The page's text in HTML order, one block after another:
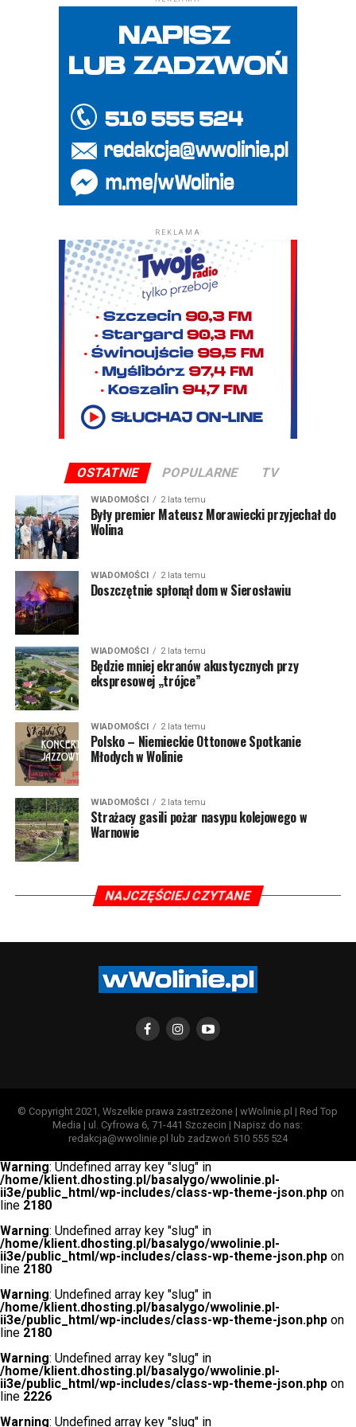
REKLAMA
OSTATNIE POPULARNE TV
WIADOMOŚCI 2 lata temu
Były premier Mateusz Morawiecki przyjechał do
Wolina
WIADOMOŚCI 2 lata temu
Doszczętnie spłonął dom w Sierosławiu
WIADOMOŚCI 2 lata temu
Będzie mniej ekranów akustycznych przy
ekspresowej „trójce”
WIADOMOŚCI 2 lata temu
Polsko – Niemieckie Ottonowe Spotkanie
Młodych w Wolinie
WIADOMOŚCI 2 lata temu
Strażacy gasili pożar nasypu kolejowego w
Warnowie
NAJCZĘŚCIEJ CZYTANE
© Copyright 2021, Wszelkie prawa zastrzeżone | wWolinie.pl | Red Top
Media | ul. Cyfrowa 6, 71-441 Szczecin | Napisz do nas:
redakcja@wwolinie.pl lub zadzwoń 510 555 524
Warning: Undefined array key "slug" in
/home/klient.dhosting.pl/basalygo/wwolinie.pl-
ii3e/public_html/wp-includes/class-wp-theme-json.php on
line 2180
Warning: Undefined array key "slug" in
/home/klient.dhosting.pl/basalygo/wwolinie.pl-
ii3e/public_html/wp-includes/class-wp-theme-json.php on
line 2180
Warning: Undefined array key "slug" in
/home/klient.dhosting.pl/basalygo/wwolinie.pl-
ii3e/public_html/wp-includes/class-wp-theme-json.php on
line 2180
Warning: Undefined array key "slug" in
/home/klient.dhosting.pl/basalygo/wwolinie.pl-
ii3e/public_html/wp-includes/class-wp-theme-json.php on
line 2226
Warning: Undefined array key "slug" in